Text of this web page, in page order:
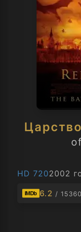
HD 7202002
IMDb 6.2 /